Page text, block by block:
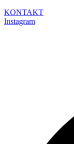
KONTAKT
Instagram